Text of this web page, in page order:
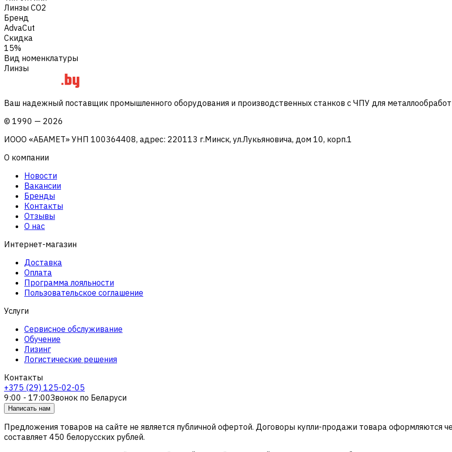
Линзы CO2
Бренд
AdvaCut
Скидка
15%
Вид номенклатуры
Линзы
Ваш надежный поставщик промышленного оборудования и производственных станков с ЧПУ для
© 1990 — 2026
ИООО «АБАМЕТ» УНП 100364408, адрес: 220113 г.Минск, ул.Лукьяновича, дом 10, корп.1
О компании
Новости
Вакансии
Бренды
Контакты
Отзывы
О нас
Интернет-магазин
Доставка
Оплата
Программа лояльности
Пользовательское соглашение
Услуги
Сервисное обслуживание
Обучение
Лизинг
Логистические решения
Контакты
+375 (29) 125-02-05
9:00 - 17:00Звонок по Беларуси
Написать нам
Предложения товаров на сайте не является публичной офертой. Договоры купли-продажи товара оформляются
составляет 450 белорусских рублей.